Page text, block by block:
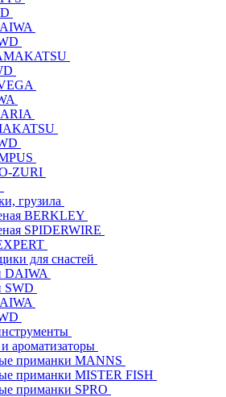
ZURI
грузила
BERKLEY
SPIDERWIRE
для снастей
DAIWA
SWD
ароматизаторы
приманки MANNS
приманки MISTER FISH
приманки SPRO